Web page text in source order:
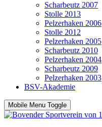
Scharbeutz 2007
Stolle 2013
Pelzerhaken 2006
Stolle 2012
Pelzerhaken 2005
Scharbeutz 2010
Pelzerhaken 2004
Scharbeutz 2009
Pelzerhaken 2003
BSV-Akademie
Mobile Menu Toggle